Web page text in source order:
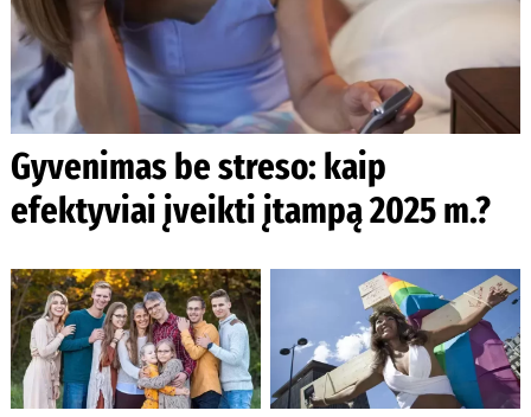
Gyvenimas be streso: kaip
efektyviai įveikti įtampą 2025 m.?